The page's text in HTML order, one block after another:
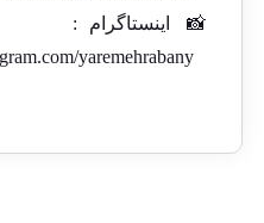
📸
اینستاگرام
:
yaremehrabany